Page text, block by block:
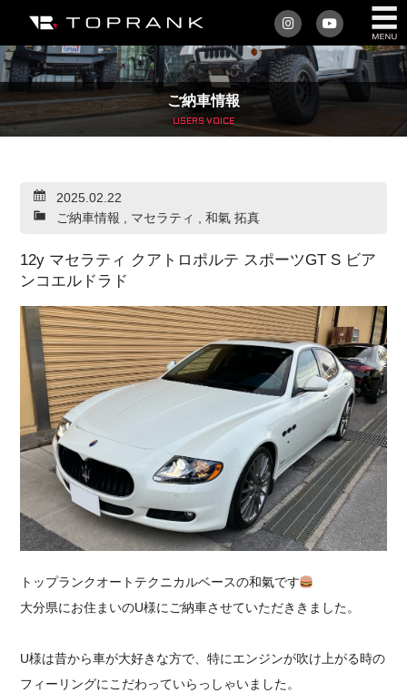
私たちについて
車を買う
アフターサービス
インフォメーション
トップランク・マガジン
採用情報
ご納車情報
USERS VOICE
2025.02.22
ご納車情報 , マセラティ , 和氣 拓真
12y マセラティ クアトロポルテ スポーツGT S ビア
ンコエルドラド
トップランクオートテクニカルベースの和氣です
大分県にお住まいのU様にご納車させていただききました。
U様は昔から車が大好きな方で、特にエンジンが吹け上がる時の
フィーリングにこだわっていらっしゃいました。